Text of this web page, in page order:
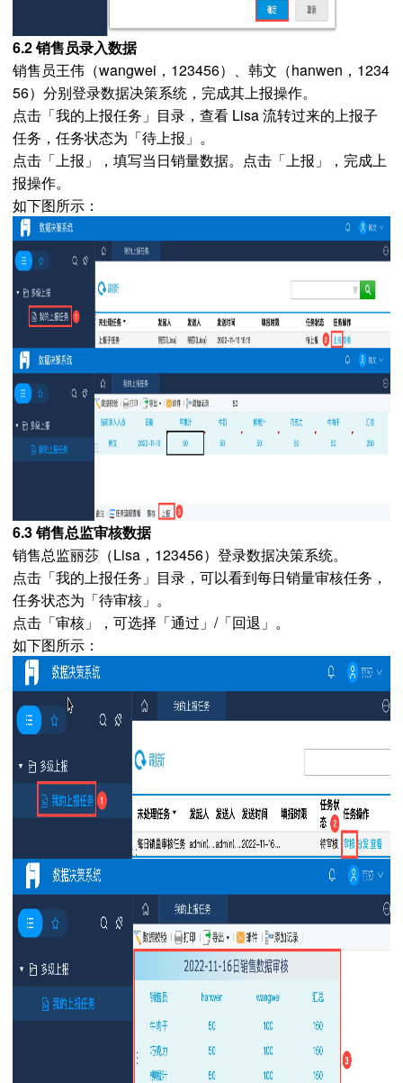
6.2 销售员录入数据
销售员王伟（wangwei，123456）、韩文（hanwen，1234
56）分别登录数据决策系统，完成其上报操作。
点击「我的上报任务」目录，查看 Lisa 流转过来的上报子
任务，任务状态为「待上报」。
点击「上报」，填写当日销量数据。点击「上报」，完成上
报操作。
如下图所示：
6.3 销售总监审核数据
销售总监丽莎（Lisa，123456）登录数据决策系统。
点击「我的上报任务」目录，可以看到每日销量审核任务，
任务状态为「待审核」。
点击「审核」，可选择「通过」/「回退」。
如下图所示：